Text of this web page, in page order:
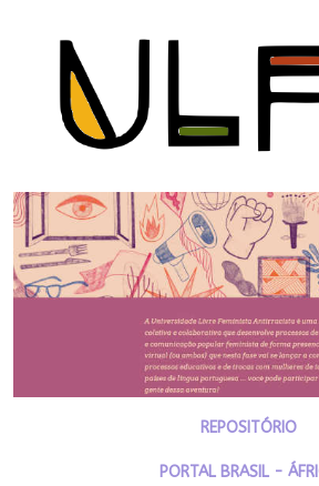
REPOSITÓRIO
PORTAL BRASIL -